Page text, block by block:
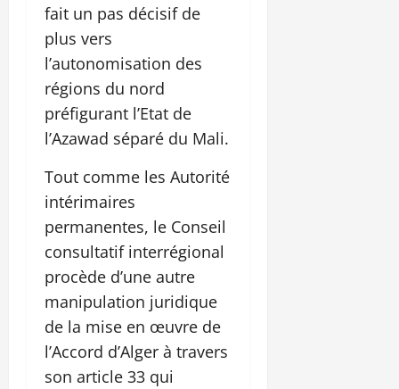
fait un pas décisif de
plus vers
l’autonomisation des
régions du nord
préfigurant l’Etat de
l’Azawad séparé du Mali.
Tout comme les Autorité
intérimaires
permanentes, le Conseil
consultatif interrégional
procède d’une autre
manipulation juridique
de la mise en œuvre de
l’Accord d’Alger à travers
son article 33 qui